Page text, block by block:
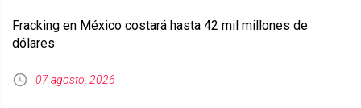
Fracking en México costará hasta 42 mil millones de
dólares
07 agosto, 2026